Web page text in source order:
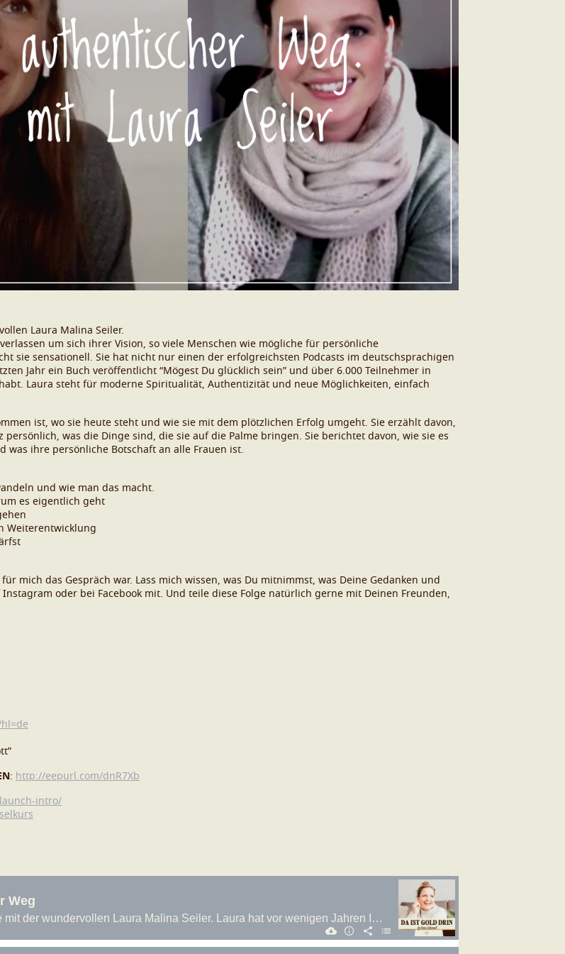
Laura Malina Seiler.
um sich ihrer Vision, so viele Menschen wie mögliche für persönliche
sie sensationell. Sie hat nicht nur einen der erfolgreichsten Podcasts im deutschsprachigen
Jahr ein Buch veröffentlicht “Mögest Du glücklich sein” und über 6.000 Teilnehmer in
Laura steht für moderne Spiritualität, Authentizität und neue Möglichkeiten, einfach
ist, wo sie heute steht und wie sie mit dem plötzlichen Erfolg umgeht. Sie erzählt davon,
was die Dinge sind, die sie auf die Palme bringen. Sie berichtet davon, wie sie es
ihre persönliche Botschaft an alle Frauen ist.
und wie man das macht.
es eigentlich geht
Weiterentwicklung
mich das Gespräch war. Lass mich wissen, was Du mitnimmst, was Deine Gedanken und
oder bei Facebook mit. Und teile diese Folge natürlich gerne mit Deinen Freunden,
: http://eepurl.com/dnR7Xb
intro/